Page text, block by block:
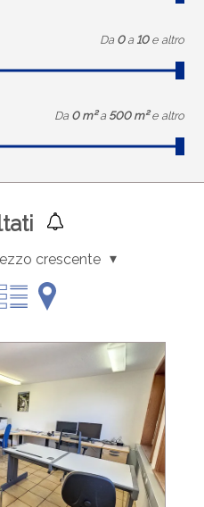
Da 0 a 10 e altro
Da 0 m² a 500 m² e altro
crescente